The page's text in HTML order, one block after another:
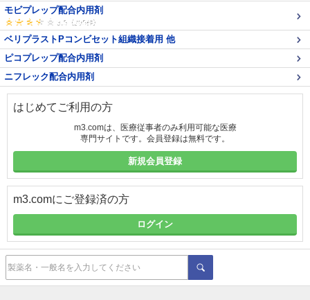
モビプレップ配合内用剤
ベリプラストPコンビセット組織接着用 他
ピコプレップ配合内用剤
ニフレック配合内用剤
はじめてご利用の方
m3.comは、医療従事者のみ利用可能な医療
専門サイトです。会員登録は無料です。
新規会員登録
m3.comにご登録済の方
ログイン